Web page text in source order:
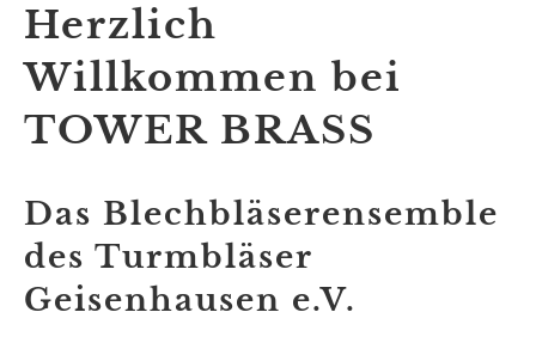
Herzlich
Willkommen bei
TOWER BRASS
Das Blechbläserensemble
des Turmbläser
Geisenhausen e.V.